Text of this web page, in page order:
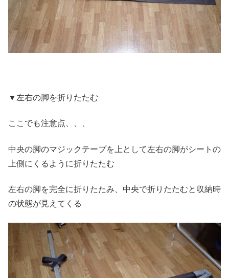
▼左右の脚を折りたたむ
ここでも注意点、、、
中央の脚のマジックテープを上として左右の脚がシートの
上側にくるように折りたたむ
左右の脚を完全に折りたたみ、中央で折りたたむと収納時
の状態が見えてくる